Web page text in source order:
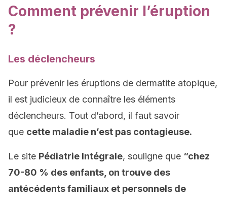
Comment prévenir l’éruption
?
Les déclencheurs
Pour prévenir les éruptions de dermatite atopique,
il est judicieux de connaître les éléments
déclencheurs. Tout d’abord, il faut savoir
que cette maladie n’est pas contagieuse.
Le site Pédiatrie Intégrale, souligne que “chez
70-80 % des enfants, on trouve des
antécédents familiaux et personnels de